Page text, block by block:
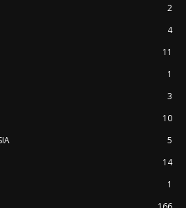
2
4
11
1
3
10
5
14
1